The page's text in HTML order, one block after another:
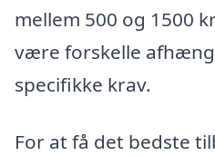
mellem 500 og 1500
være forskelle
specifikke krav.
For at få det bedste